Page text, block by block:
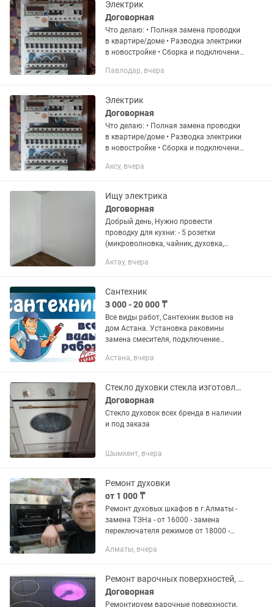
Электрик
Договорная
Что делаю: • Полная замена проводки
в квартире/доме • Разводка электрики
в новостройке • Сборка и подключение
панели, духовки, бойлера Помогу
Павлодар, вчера
Электрик
Договорная
Что делаю: • Полная замена проводки
в квартире/доме • Разводка электрики
в новостройке • Сборка и подключение
панели, духовки, бойлера Помогу
Аксу, вчера
Ищу электрика
Договорная
Добрый день, Нужно провести
проводку для кухни: - 5 розетки
(микроволновка, чайник, духовка,
варочной панели. И в этой же комнате,
Актау, вчера
Сантехник
3 000 - 20 000 ₸
Все виды работ, Сантехник вызов на
дом Астана. Установка раковины
замена смесителя, подключение
Электрик установка бытовой техникой
Астана, вчера
Стекло духовки стекла изготовления !!
Договорная
Стекло духовок всех бренда в наличии
и под заказа
Шымкент, вчера
Ремонт духовки
от 1 000 ₸
Ремонт духовых шкафов в г.Алматы -
замена ТЭНа - от 16000 - замена
переключателя режимов от 18000 -
реставрация платы (компьютера) от
Алматы, вчера
Ремонт варочных поверхностей, индукционных плит в Алматы
Договорная
Ремонтируем варочные поверхности,